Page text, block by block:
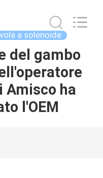
a solenoide
del gambo
Amisco ha
l'OEM